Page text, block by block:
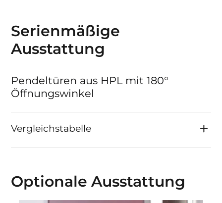
Serienmäßige
Ausstattung
Pendeltüren aus HPL mit 180°
Öffnungswinkel
Vergleichstabelle
Optionale Ausstattung